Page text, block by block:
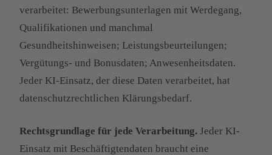
verarbeitet: Bewerbungsunterlagen mit Werdegang,
Qualifikationen und manchmal
Gesundheitshinweisen; Leistungsbeurteilungen;
Vergütungs- und Bonusdaten; Anwesenheitsdaten.
Jeder KI-Einsatz, der diese Daten verarbeitet, hat
datenschutzrechtlichen Klärungsbedarf.
Rechtsgrundlage für jede Verarbeitung. Jeder KI-
Einsatz mit Beschäftigtendaten braucht eine